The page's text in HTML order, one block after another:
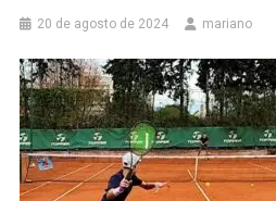
20 de agosto de 2024 mariano